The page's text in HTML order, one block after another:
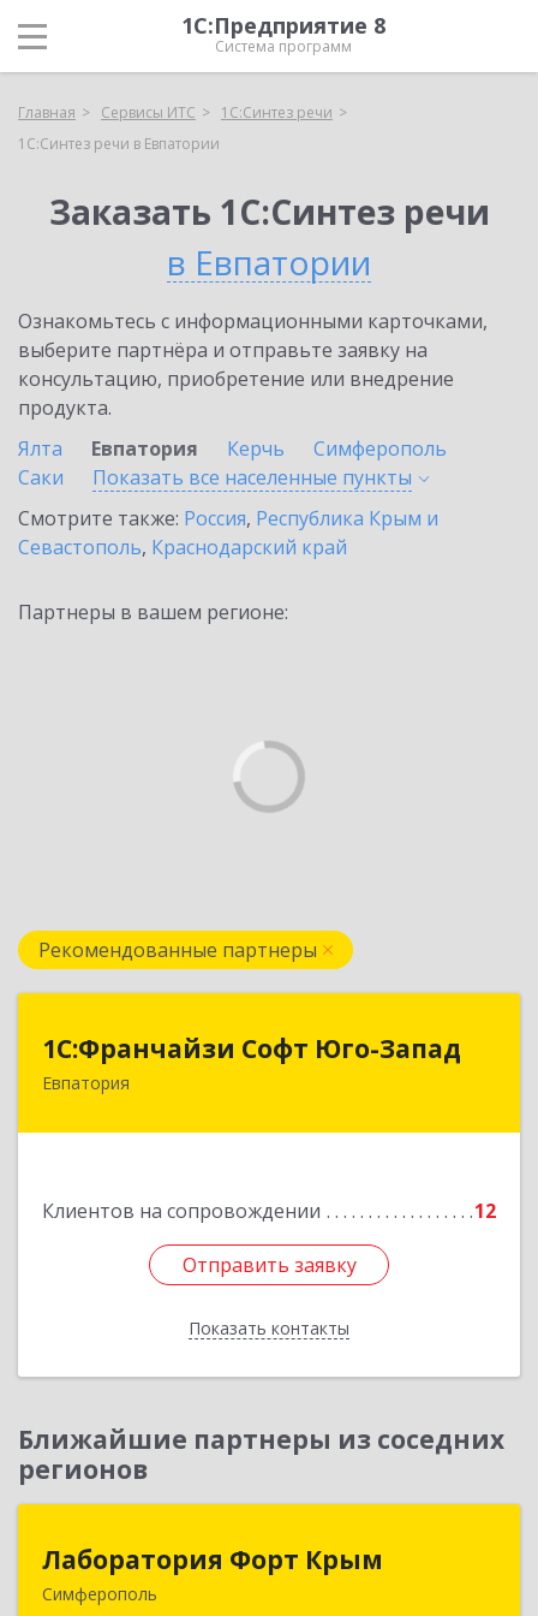
1С:Предприятие 8
Система программ
Главная Сервисы ИТС
1С:Синтез речи
1С:Синтез речи в Евпатории
Заказать 1С:Синтез речи
в Евпатории
Ознакомьтесь с информационными карточками,
выберите партнёра и отправьте заявку на
консультацию, приобретение или внедрение
продукта.
Ялта
Евпатория Керчь
Симферополь
Саки
Показать все населенные пункты
Смотрите также: Россия, Республика Крым и
Севастополь, Краснодарский край
Партнеры в вашем регионе:
Рекомендованные партнеры
1С:Франчайзи Софт Юго-Запад
Евпатория
Клиентов на сопровождении 12
Отправить заявку
Показать контакты
1С:Франчайзи Софт Юго-Запад
297407, Крым Респ, Евпатория г, Победы пр-кт,
Отправить заявку
Назад
Ближайшие партнеры из соседних
регионов
Лаборатория Форт Крым
Симферополь
295034, Крым Респ, Симферополь г, Киевская